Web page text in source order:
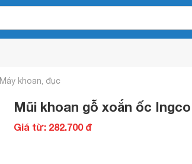
Máy khoan, đục
Mũi khoan gỗ xoắn ốc Ingco
Giá từ: 282.700 đ